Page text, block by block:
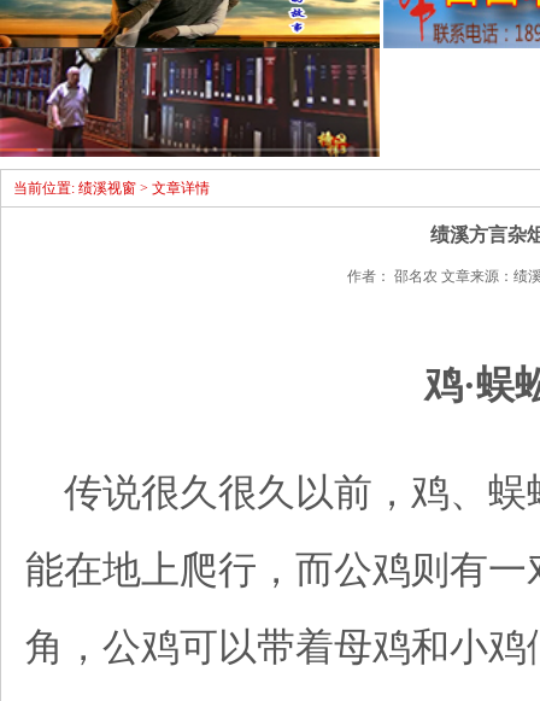
当前位置: 绩溪视窗 > 文章详情
绩溪方言杂
作者： 邵名农 文章来源：绩
鸡·蜈
传说很久很久以前，鸡、蜈
能在地上爬行，而公鸡则有
角，公鸡可以带着母鸡和小